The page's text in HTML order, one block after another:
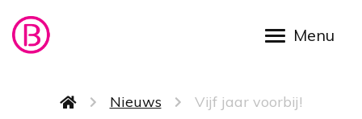
Overslaan en naar de inhoud gaan
KruimelpadNieuws Vijf jaar voorbij!